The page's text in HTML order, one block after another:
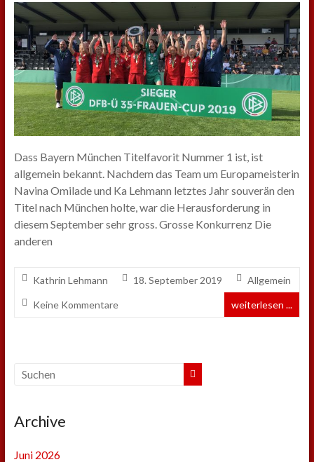
Dass Bayern München Titelfavorit Nummer 1 ist, ist
allgemein bekannt. Nachdem das Team um Europameisterin
Navina Omilade und Ka Lehmann letztes Jahr souverän den
Titel nach München holte, war die Herausforderung in
diesem September sehr gross. Grosse Konkurrenz Die
anderen
Kathrin Lehmann 18. September 2019 Allgemein
Keine Kommentare weiterlesen ...
Archive
Juni 2026